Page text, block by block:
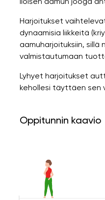
Harjoitukset
dynaamisia liikkeitä
aamuharjoituksiin,
valmistautumaan
Lyhyet harjoitukset
kehollesi täyttäen sen
Oppitunnin kaavio